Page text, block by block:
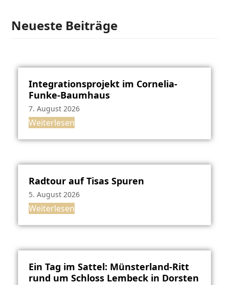
Neueste Beiträge
Integrationsprojekt im Cornelia-
Funke-Baumhaus
7. August 2026
Weiterlesen
Radtour auf Tisas Spuren
5. August 2026
Weiterlesen
Ein Tag im Sattel: Münsterland-Ritt
rund um Schloss Lembeck in Dorsten